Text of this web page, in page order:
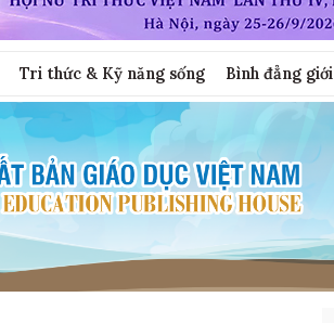
Tri thức & Kỹ năng sống Bình đẳng giới